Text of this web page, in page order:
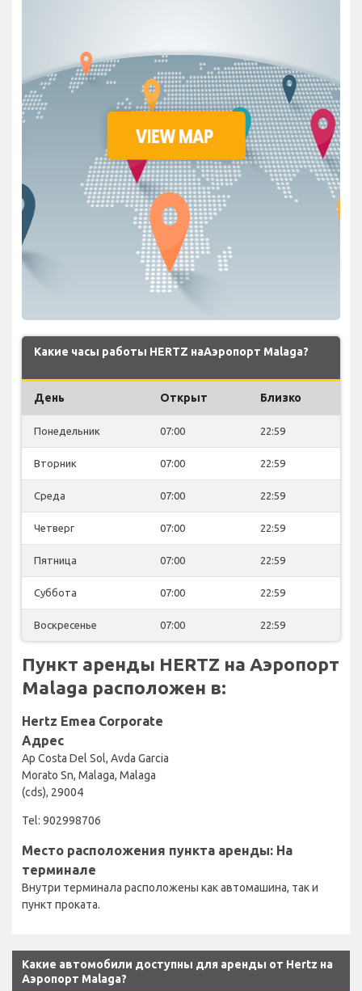
Какие часы работы HERTZ наАэропорт Malaga?
День Открыт Близко
Понедельник 07:00 22:59
Вторник 07:00 22:59
Среда 07:00 22:59
Четверг 07:00 22:59
Пятница 07:00 22:59
Суббота 07:00 22:59
Воскресенье 07:00 22:59
Пункт аренды HERTZ на Аэропорт
Malaga расположен в:
Hertz Emea Corporate
Адрес
Ap Costa Del Sol, Avda Garcia
Morato Sn, Malaga, Malaga
(cds), 29004
Tel: 902998706
Место расположения пункта аренды: На
терминале
Внутри терминала расположены как автомашина, так и
пункт проката.
Какие автомобили доступны для аренды от Hertz на
Аэропорт Malaga?